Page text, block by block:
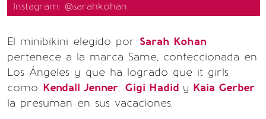
Instagram: @sarahkohan
El minibikini elegido por Sarah Kohan
pertenece a la marca Same, confeccionada en
Los Ángeles y que ha logrado que it girls
como Kendall Jenner, Gigi Hadid y Kaia Gerber
la presuman en sus vacaciones.